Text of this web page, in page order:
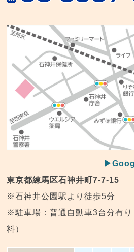
東京都練馬区石神井町7-7-15
※石神井公園駅より徒歩5分
※駐車場：普通自動車3台分有
料）